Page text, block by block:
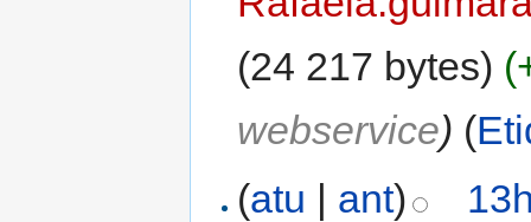
(24 217 bytes)
webservice) (
(atu | ant)